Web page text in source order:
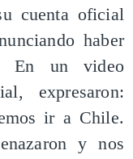
cuenta oficial
haber
En un video
expresaron:
ir a Chile.
y nos